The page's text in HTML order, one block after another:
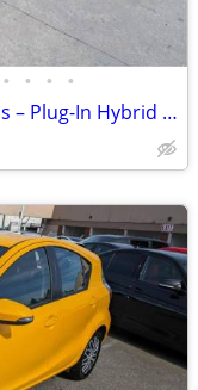
• • • •
2020 Toyota Prius Prime Top Models – Plug-In Hybrid | Low KM | Leather